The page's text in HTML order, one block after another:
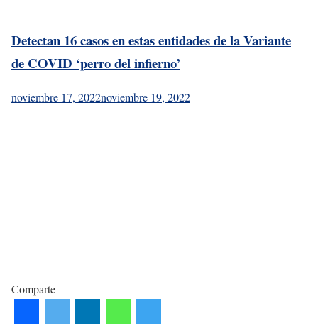
Detectan 16 casos en estas entidades de la Variante
de COVID ‘perro del infierno’
noviembre 17, 2022noviembre 19, 2022
Comparte